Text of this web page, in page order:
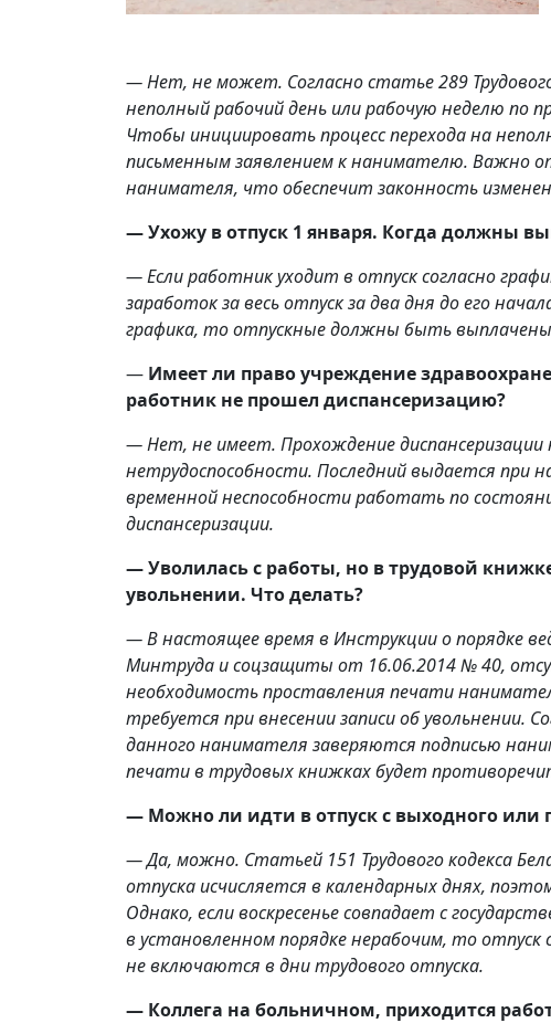
— Нет, не может. Согласно статье 289
неполный рабочий день или рабочую неделю по
Чтобы инициировать процесс перехода на
письменным заявлением к нанимателю. Важно
нанимателя, что обеспечит законность
— Ухожу в отпуск 1 января. Когда должны
— Если работник уходит в отпуск согласно
заработок за весь отпуск за два дня до его
графика, то отпускные должны быть выплачены
— Имеет ли право учреждение
работник не прошел диспансеризацию?
— Нет, не имеет. Прохождение
нетрудоспособности. Последний выдается при
временной неспособности работать по
диспансеризации.
— Уволилась с работы, но в трудовой
увольнении. Что делать?
— В настоящее время в Инструкции о порядке
Минтруда и соцзащиты от 16.06.2014 № 40,
необходимость проставления печати
требуется при внесении записи об увольнении.
данного нанимателя заверяются подписью
печати в трудовых книжках будет
— Можно ли идти в отпуск с выходного или
— Да, можно. Статьей 151 Трудового кодекса
отпуска исчисляется в календарных днях,
Однако, если воскресенье совпадает с
в установленном порядке нерабочим, то
не включаются в дни трудового отпуска.
— Коллега на больничном, приходится